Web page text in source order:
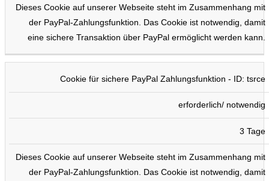
Dieses Cookie auf unserer Webseite steht im Zusammenhang mit
der PayPal-Zahlungsfunktion. Das Cookie ist notwendig, damit
eine sichere Transaktion über PayPal ermöglicht werden kann.
Cookie für sichere PayPal Zahlungsfunktion - ID: tsrce
erforderlich/ notwendig
3 Tage
Dieses Cookie auf unserer Webseite steht im Zusammenhang mit
der PayPal-Zahlungsfunktion. Das Cookie ist notwendig, damit